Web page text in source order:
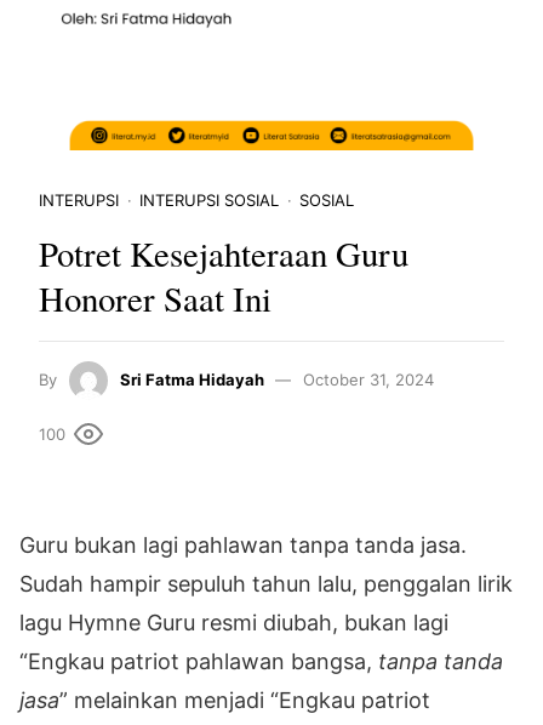
INTERUPSI INTERUPSI SOSIAL SOSIAL
Potret Kesejahteraan Guru
Honorer Saat Ini
By Sri Fatma Hidayah October 31, 2024
100
Guru bukan lagi pahlawan tanpa tanda jasa.
Sudah hampir sepuluh tahun lalu, penggalan lirik
lagu Hymne Guru resmi diubah, bukan lagi
“Engkau patriot pahlawan bangsa, tanpa tanda
jasa” melainkan menjadi “Engkau patriot